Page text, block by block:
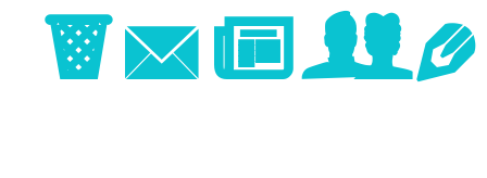
Image